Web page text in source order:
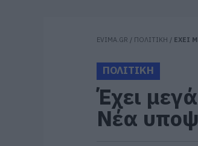
EVIMA.GR / ΠΟΛΙΤΙΚΗ / ΕΧΕΙ
ΠΟΛΙΤΙΚΗ
Έχει
Νέα